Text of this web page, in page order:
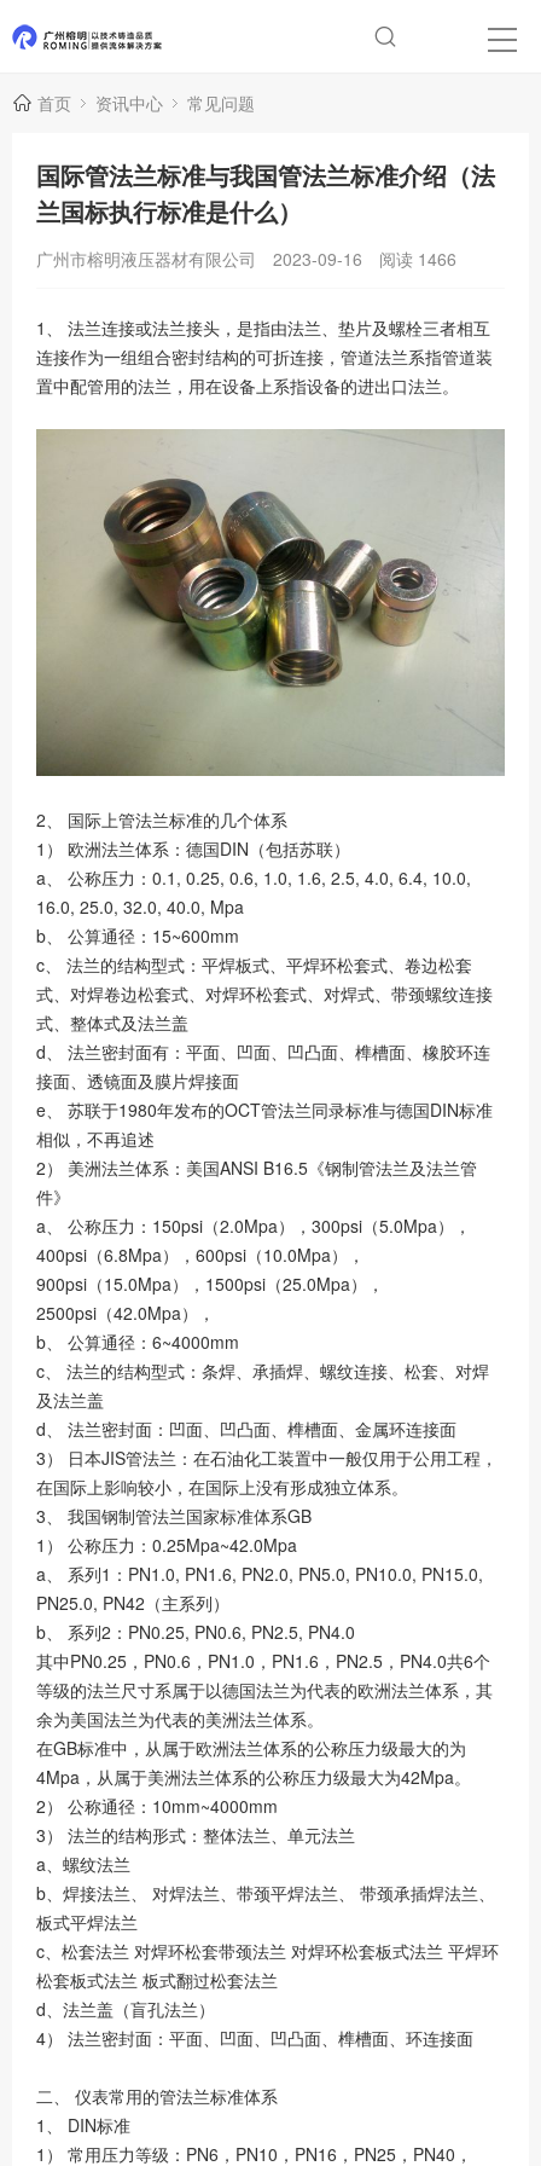
首页 资讯中心 常见问题
国际管法兰标准与我国管法兰标准介绍（法
兰国标执行标准是什么）
广州市榕明液压器材有限公司 2023-09-16 阅读 1466
1、 法兰连接或法兰接头，是指由法兰、垫片及螺栓三者相互
连接作为一组组合密封结构的可折连接，管道法兰系指管道装
置中配管用的法兰，用在设备上系指设备的进出口法兰。
2、 国际上管法兰标准的几个体系
1） 欧洲法兰体系：德国DIN（包括苏联）
a、 公称压力：0.1, 0.25, 0.6, 1.0, 1.6, 2.5, 4.0, 6.4, 10.0,
16.0, 25.0, 32.0, 40.0, Mpa
b、 公算通径：15~600mm
c、 法兰的结构型式：平焊板式、平焊环松套式、卷边松套
式、对焊卷边松套式、对焊环松套式、对焊式、带颈螺纹连接
式、整体式及法兰盖
d、 法兰密封面有：平面、凹面、凹凸面、榫槽面、橡胶环连
接面、透镜面及膜片焊接面
e、 苏联于1980年发布的OCT管法兰同录标准与德国DIN标准
相似，不再追述
2） 美洲法兰体系：美国ANSI B16.5《钢制管法兰及法兰管
件》
a、 公称压力：150psi（2.0Mpa），300psi（5.0Mpa），
400psi（6.8Mpa），600psi（10.0Mpa），
900psi（15.0Mpa），1500psi（25.0Mpa），
2500psi（42.0Mpa），
b、 公算通径：6~4000mm
c、 法兰的结构型式：条焊、承插焊、螺纹连接、松套、对焊
及法兰盖
d、 法兰密封面：凹面、凹凸面、榫槽面、金属环连接面
3） 日本JIS管法兰：在石油化工装置中一般仅用于公用工程，
在国际上影响较小，在国际上没有形成独立体系。
3、 我国钢制管法兰国家标准体系GB
1） 公称压力：0.25Mpa~42.0Mpa
a、 系列1：PN1.0, PN1.6, PN2.0, PN5.0, PN10.0, PN15.0,
PN25.0, PN42（主系列）
b、 系列2：PN0.25, PN0.6, PN2.5, PN4.0
其中PN0.25，PN0.6，PN1.0，PN1.6，PN2.5，PN4.0共6个
等级的法兰尺寸系属于以德国法兰为代表的欧洲法兰体系，其
余为美国法兰为代表的美洲法兰体系。
在GB标准中，从属于欧洲法兰体系的公称压力级最大的为
4Mpa，从属于美洲法兰体系的公称压力级最大为42Mpa。
2） 公称通径：10mm~4000mm
3） 法兰的结构形式：整体法兰、单元法兰
a、螺纹法兰
b、焊接法兰、 对焊法兰、带颈平焊法兰、 带颈承插焊法兰、
板式平焊法兰
c、松套法兰 对焊环松套带颈法兰 对焊环松套板式法兰 平焊环
松套板式法兰 板式翻过松套法兰
d、法兰盖（盲孔法兰）
4） 法兰密封面：平面、凹面、凹凸面、榫槽面、环连接面
二、 仪表常用的管法兰标准体系
1、 DIN标准
1） 常用压力等级：PN6，PN10，PN16，PN25，PN40，